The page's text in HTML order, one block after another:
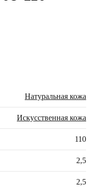
Натуральная кожа
Искусственная кожа
110
2,5
2,5